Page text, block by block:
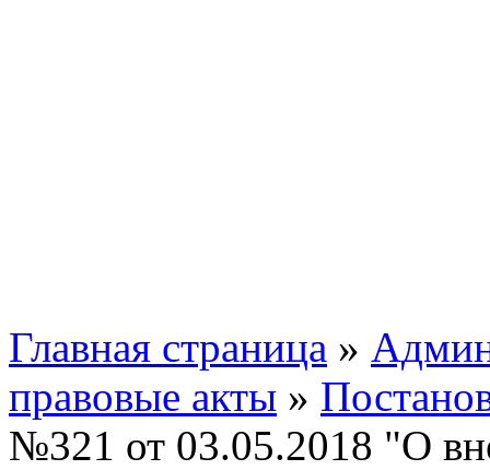
Главная страница »
правовые акты »
№321 от 03.05.2018 "О